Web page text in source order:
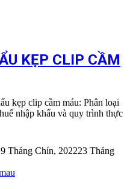
KẸP CLIP CẦM
kẹp clip cầm máu: Phân loại
nhập khẩu và quy trình thực
Tháng Chín, 202223 Tháng